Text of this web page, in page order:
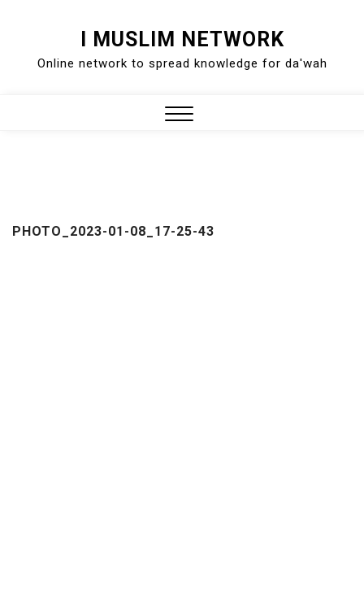
content
I MUSLIM NETWORK
Online network to spread knowledge for da'wah
PHOTO_2023-01-08_17-25-43